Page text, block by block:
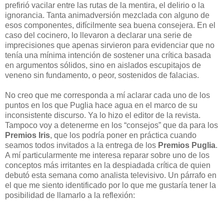
prefirió vacilar entre las rutas de la mentira, el delirio o la
ignorancia. Tanta animadversión mezclada con alguno de
esos componentes, difícilmente sea buena consejera. En el
caso del cocinero, lo llevaron a declarar una serie de
imprecisiones que apenas sirvieron para evidenciar que no
tenía una mínima intención de sostener una crítica basada
en argumentos sólidos, sino en aislados escupitajos de
veneno sin fundamento, o peor, sostenidos de falacias.
No creo que me corresponda a mí aclarar cada uno de los
puntos en los que Puglia hace agua en el marco de su
inconsistente discurso. Ya lo hizo el editor de la revista.
Tampoco voy a detenerme en los “consejos” que da para los
Premios Iris, que los podría poner en práctica cuando
seamos todos invitados a la entrega de los Premios Puglia.
A mí particularmente me interesa reparar sobre uno de los
conceptos más irritantes en la despiadada crítica de quien
debutó esta semana como analista televisivo. Un párrafo en
el que me siento identificado por lo que me gustaría tener la
posibilidad de llamarlo a la reflexión: